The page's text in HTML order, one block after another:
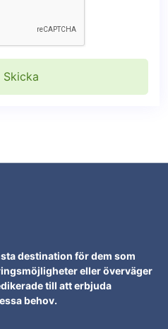
Skicka
destination för dem som
eller överväger
till att erbjuda
behov.